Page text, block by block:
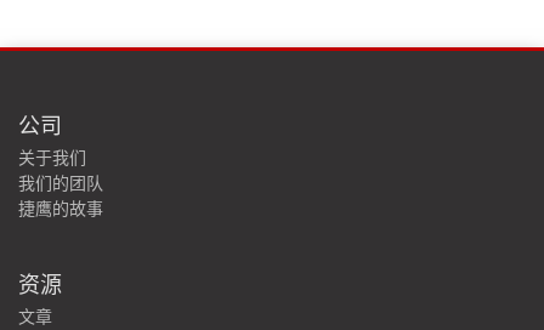
公司
关于我们
我们的团队
捷鹰的故事
资源
文章